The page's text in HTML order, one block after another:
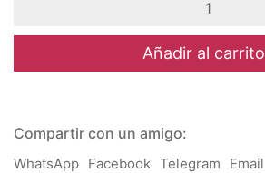
Molde
Añadir al carrito
Compartir con un amigo:
WhatsApp Facebook Telegram Email